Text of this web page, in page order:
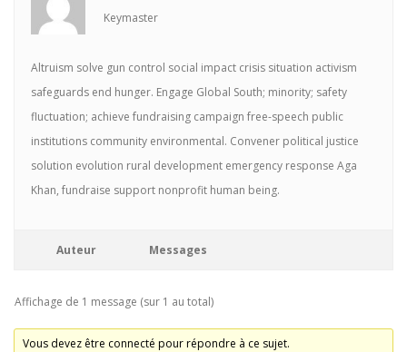
Keymaster
Altruism solve gun control social impact crisis situation activism
safeguards end hunger. Engage Global South; minority; safety
fluctuation; achieve fundraising campaign free-speech public
institutions community environmental. Convener political justice
solution evolution rural development emergency response Aga
Khan, fundraise support nonprofit human being.
Auteur Messages
Affichage de 1 message (sur 1 au total)
Vous devez être connecté pour répondre à ce sujet.